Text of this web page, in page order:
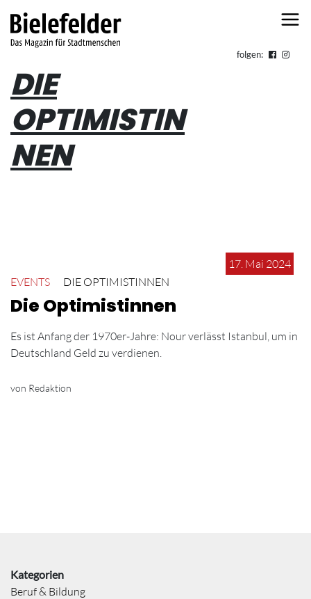
folgen:
DIE
OPTIMISTIN
NEN
17. Mai 2024
EVENTS
DIE OPTIMISTINNEN
Die Optimistinnen
Es ist Anfang der 1970er-Jahre: Nour verlässt Istanbul, um in
Deutschland Geld zu verdienen.
von Redaktion
Kategorien
Beruf & Bildung